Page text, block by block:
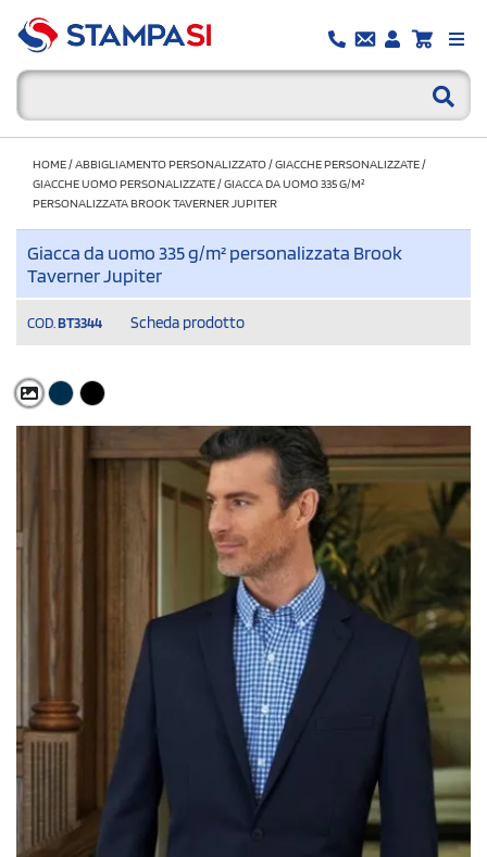
HOME/ABBIGLIAMENTO PERSONALIZZATO/GIACCHE PERSONALIZZATE/
GIACCHE UOMO PERSONALIZZATE/GIACCA DA UOMO 335 G/M²
PERSONALIZZATA BROOK TAVERNER JUPITER
Giacca da uomo 335 g/m² personalizzata Brook
Taverner Jupiter
COD. BT3344 Scheda prodotto